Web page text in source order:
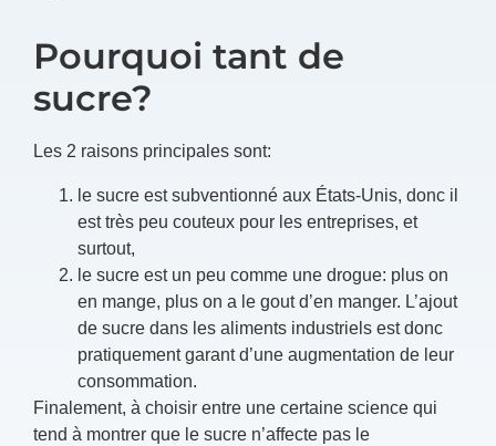
Pourquoi tant de
sucre?
Les 2 raisons principales sont:
le sucre est subventionné aux États-Unis, donc il
est très peu couteux pour les entreprises, et
surtout,
le sucre est un peu comme une drogue: plus on
en mange, plus on a le gout d’en manger. L’ajout
de sucre dans les aliments industriels est donc
pratiquement garant d’une augmentation de leur
consommation.
Finalement, à choisir entre une certaine science qui
tend à montrer que le sucre n’affecte pas le